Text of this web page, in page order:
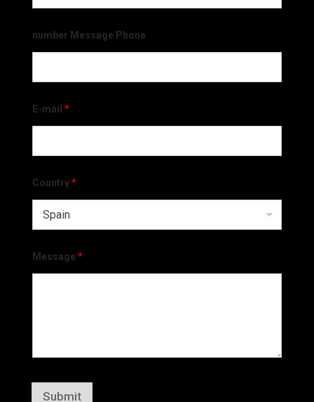
number Message Phone
E-mail *
Country*
Message *
Submit